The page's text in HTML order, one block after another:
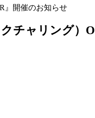
』開催のお知らせ
チャリング）